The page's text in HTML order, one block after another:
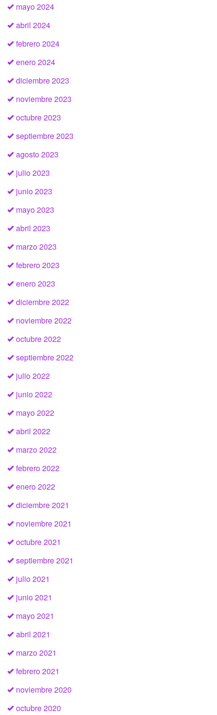
mayo 2024
abril 2024
febrero 2024
enero 2024
diciembre 2023
noviembre 2023
octubre 2023
septiembre 2023
agosto 2023
julio 2023
junio 2023
mayo 2023
abril 2023
marzo 2023
febrero 2023
enero 2023
diciembre 2022
noviembre 2022
octubre 2022
septiembre 2022
julio 2022
junio 2022
mayo 2022
abril 2022
marzo 2022
febrero 2022
enero 2022
diciembre 2021
noviembre 2021
octubre 2021
septiembre 2021
julio 2021
junio 2021
mayo 2021
abril 2021
marzo 2021
febrero 2021
noviembre 2020
octubre 2020